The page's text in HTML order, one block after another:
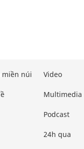
miền núi Video
Multimedia
Podcast
24h qua